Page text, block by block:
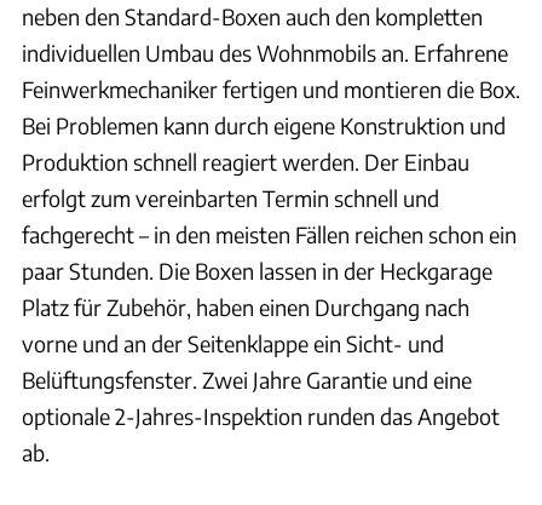
neben den Standard-Boxen auch den kompletten
individuellen Umbau des Wohnmobils an. Erfahrene
Feinwerkmechaniker fertigen und montieren die Box.
Bei Problemen kann durch eigene Konstruktion und
Produktion schnell reagiert werden. Der Einbau
erfolgt zum vereinbarten Termin schnell und
fachgerecht – in den meisten Fällen reichen schon ein
paar Stunden. Die Boxen lassen in der Heckgarage
Platz für Zubehör, haben einen Durchgang nach
vorne und an der Seitenklappe ein Sicht- und
Belüftungsfenster. Zwei Jahre Garantie und eine
optionale 2-Jahres-Inspektion runden das Angebot
ab.